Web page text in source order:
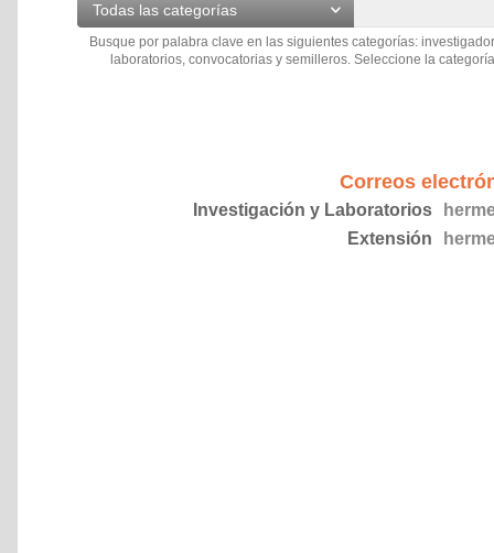
Todas las categorías
Busque por palabra clave en las siguientes categorías:
laboratorios, convocatorias y semilleros. Seleccione la
Correos
Investigación y Laboratorios
Extensión